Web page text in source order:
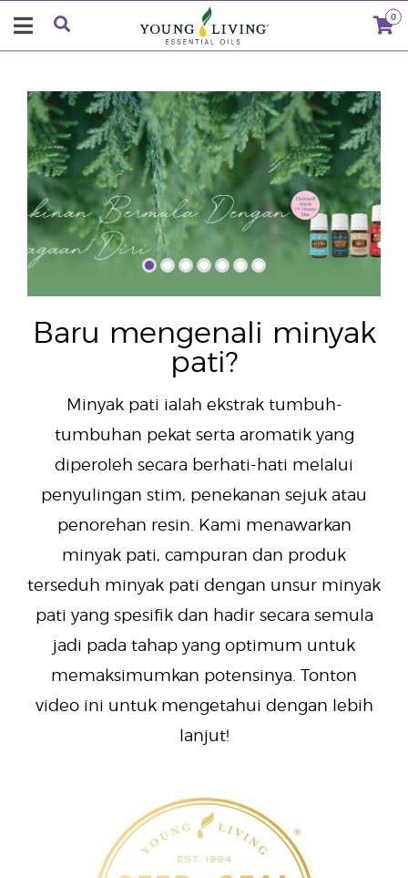
0
"
Baru mengenali minyak
pati?
Minyak pati ialah ekstrak tumbuh-
tumbuhan pekat serta aromatik yang
diperoleh secara berhati-hati melalui
penyulingan stim, penekanan sejuk atau
penorehan resin. Kami menawarkan
minyak pati, campuran dan produk
terseduh minyak pati dengan unsur minyak
pati yang spesifik dan hadir secara semula
jadi pada tahap yang optimum untuk
memaksimumkan potensinya. Tonton
video ini untuk mengetahui dengan lebih
lanjut!